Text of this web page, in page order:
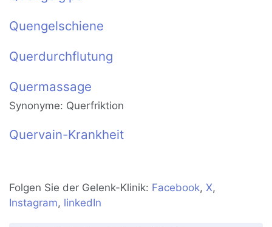
Quengelschiene
Querdurchflutung
Quermassage
Synonyme: Querfriktion
Quervain-Krankheit
Folgen Sie der Gelenk-Klinik: Facebook,X,
Instagram, linkedIn